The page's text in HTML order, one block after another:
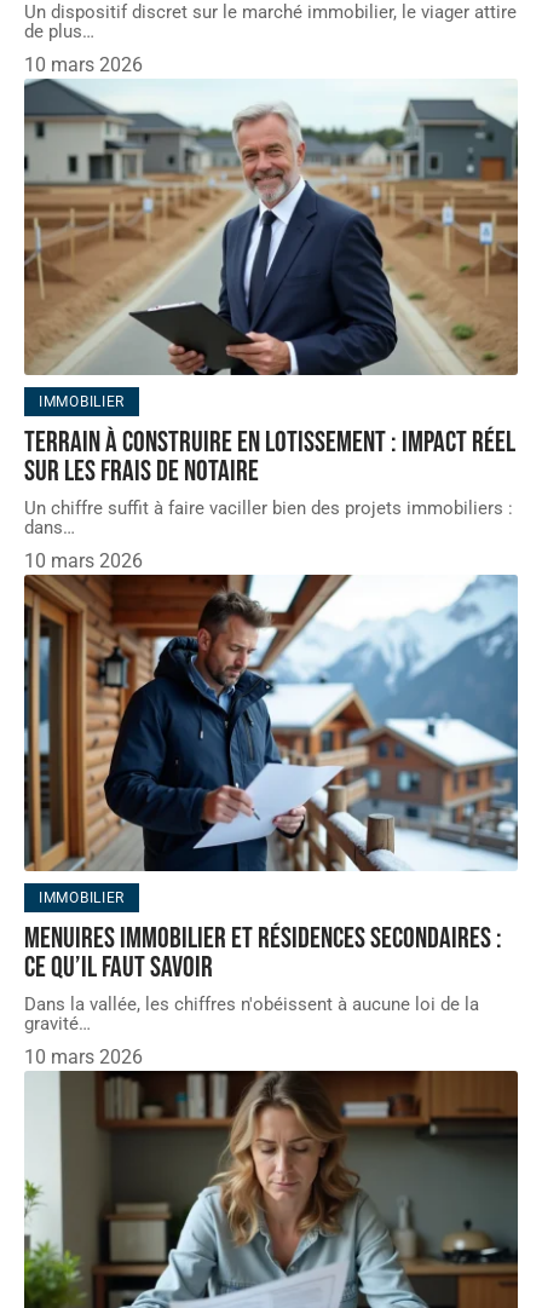
Un dispositif discret sur le marché immobilier, le viager attire
de plus…
10 mars 2026
IMMOBILIER
Terrain à construire en lotissement : impact réel
sur les frais de notaire
Un chiffre suffit à faire vaciller bien des projets immobiliers :
dans…
10 mars 2026
IMMOBILIER
Menuires Immobilier et résidences secondaires :
ce qu’il faut savoir
Dans la vallée, les chiffres n'obéissent à aucune loi de la
gravité…
10 mars 2026